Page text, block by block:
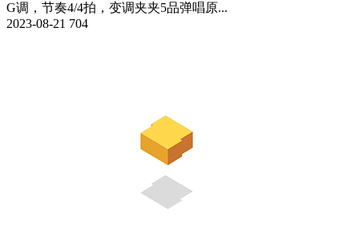
G调，节奏4/4拍，变调夹夹5品弹唱原...
2023-08-21 704